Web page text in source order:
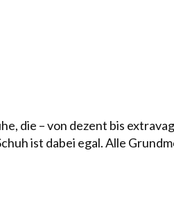
die – von dezent bis
ist dabei egal. Alle